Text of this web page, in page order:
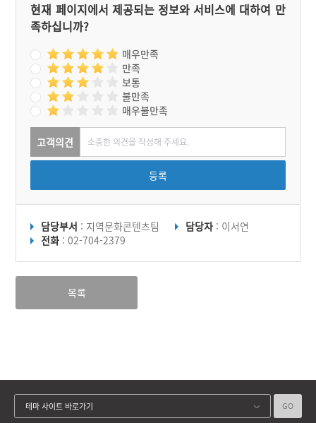
현재 페이지에서 제공되는 정보와 서비스에 대하여 만
족하십니까?
매우만족
만족
보통
불만족
매우불만족
고객의견
등록
담당부서 : 지역문화콘텐츠팀 담당자 : 이서연
전화 : 02-704-2379
목록
테마 사이트 바로가기 GO